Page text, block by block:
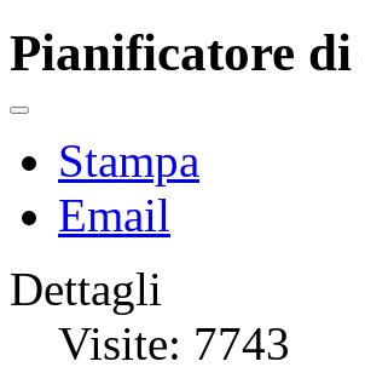
Pianificatore di
Stampa
Email
Dettagli
Visite: 7743